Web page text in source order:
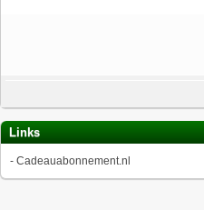
Links
- Cadeauabonnement.nl